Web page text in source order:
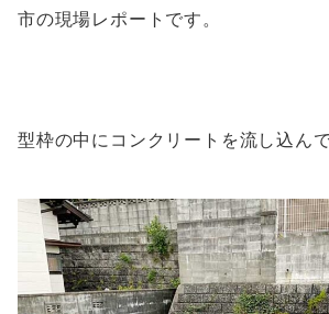
市の現場レポートです。
型枠の中にコンクリートを流し込んで